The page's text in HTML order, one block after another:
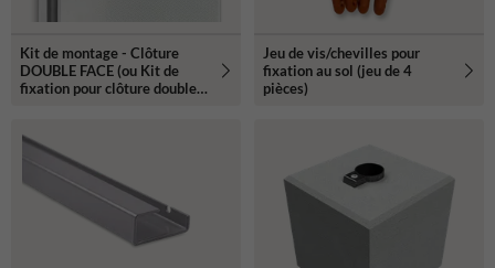
Kit de montage - Clôture
DOUBLE FACE (ou Kit de
fixation pour clôture double
Jeu de vis/chevilles pour
fixation au sol (jeu de 4
pièces)